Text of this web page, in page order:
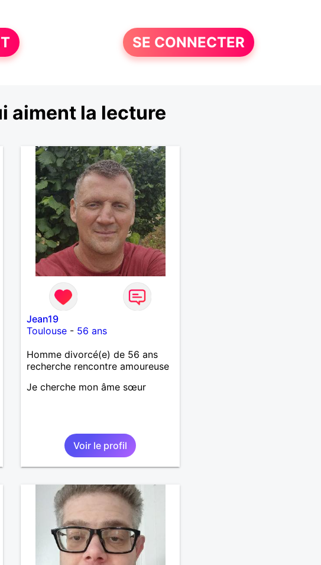
SE CONNECTER
aiment la lecture
Jean19
Toulouse - 56 ans
Homme divorcé(e) de 56 ans
recherche rencontre amoureuse
Je cherche mon âme sœur
Voir le profil